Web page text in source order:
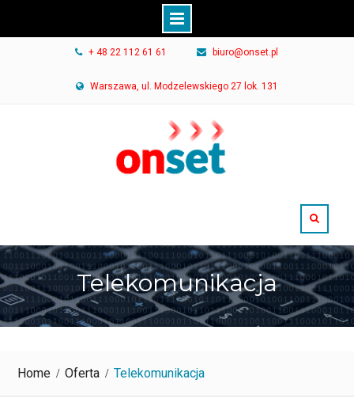
+ 48 22 112 61 61 biuro@onset.pl
Warszawa, ul. Modzelewskiego 27 lok. 131
Telekomunikacja
Home Oferta Telekomunikacja